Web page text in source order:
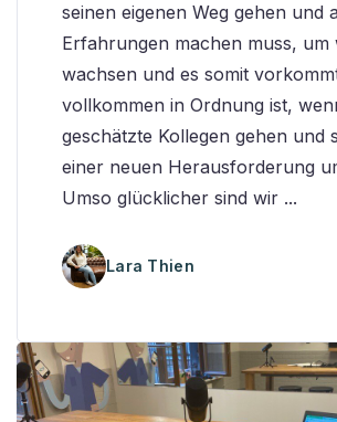
seinen eigenen Weg gehen und
Erfahrungen machen muss, um
wachsen und es somit
vollkommen in Ordnung ist,
geschätzte Kollegen gehen und
einer neuen Herausforderung
Umso glücklicher sind wir ...
Lara Thien